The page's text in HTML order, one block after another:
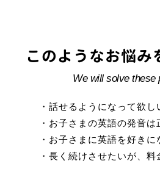
このようなお悩み
We will solve these
・話せるようになって欲し
・お子さまの英語の発音は
・お子さまに英語を好きに
・長く続けさせたいが、料